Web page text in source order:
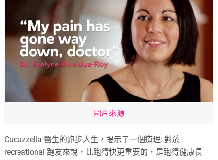
圖片來源
Cucuzzella 醫生的跑步人生，揭示了一個道理: 對於
recreational 跑友來說，比跑得快更重要的，是跑得健康長